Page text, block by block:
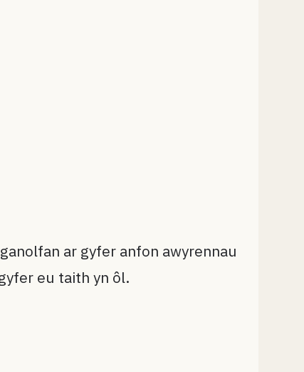
ar gyfer anfon awyrennau
eu taith yn ôl.